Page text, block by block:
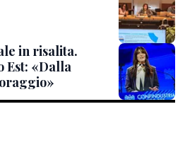
in risalita.
Est: «Dalla